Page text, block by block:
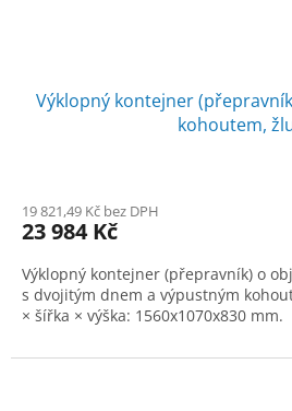
Výklopný kontejner
kohoutem,
19 821,49 Kč bez DPH
23 984 Kč
Výklopný kontejner (přepravník) o
s dvojitým dnem a výpustným
× šířka × výška: 1560x1070x830 mm.